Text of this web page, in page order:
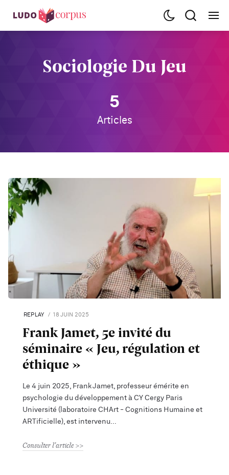
Sociologie Du Jeu
5
Articles
REPLAY 18 JUIN 2025
Frank Jamet, 5e invité du
séminaire « Jeu, régulation et
éthique »
Le 4 juin 2025, Frank Jamet, professeur émérite en
psychologie du développement à CY Cergy Paris
Université (laboratoire CHArt - Cognitions Humaine et
ARTificielle), est intervenu
Consulter l'article